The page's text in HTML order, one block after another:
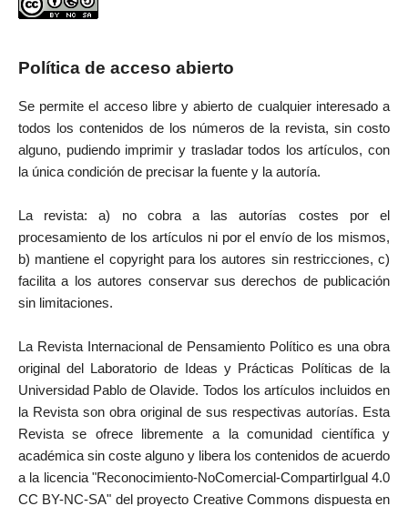
Política de acceso abierto
Se permite el acceso libre y abierto de cualquier interesado a
todos los contenidos de los números de la revista, sin costo
alguno, pudiendo imprimir y trasladar todos los artículos, con
la única condición de precisar la fuente y la autoría.
La revista: a) no cobra a las autorías costes por el
procesamiento de los artículos ni por el envío de los mismos,
b) mantiene el copyright para los autores sin restricciones, c)
facilita a los autores conservar sus derechos de publicación
sin limitaciones.
La Revista Internacional de Pensamiento Político es una obra
original del Laboratorio de Ideas y Prácticas Políticas de la
Universidad Pablo de Olavide. Todos los artículos incluidos en
la Revista son obra original de sus respectivas autorías. Esta
Revista se ofrece libremente a la comunidad científica y
académica sin coste alguno y libera los contenidos de acuerdo
a la licencia "Reconocimiento-NoComercial-CompartirIgual 4.0
CC BY-NC-SA" del proyecto Creative Commons dispuesta en